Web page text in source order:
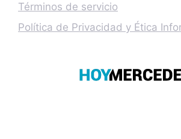
Términos de servicio
Política de Privacidad y Ética